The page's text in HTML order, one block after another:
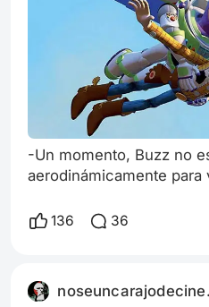
-Un momento, Buzz no
aerodinámicamente para
acabas… de ver!!? Muy
Buzz Lightyear agarró de
acción de Woody justo
136 36